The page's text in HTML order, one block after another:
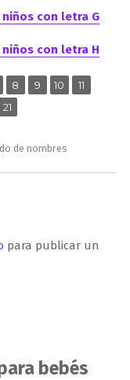
con letra G
con letra H
,
Página
8 ,
Página
9 ,
Página
10 ,
Página
11
,
Página
21
de nombres
para publicar un
bebés